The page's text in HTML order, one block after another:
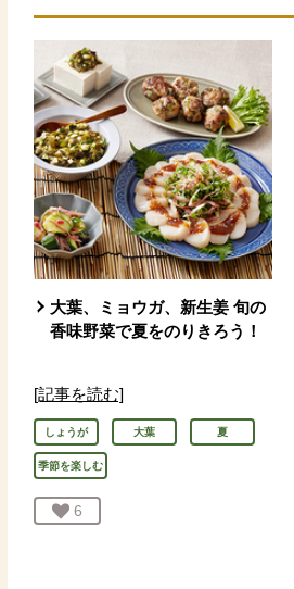
大葉、ミョウガ、新生姜 旬の
香味野菜で夏をのりきろう！
[記事を読む]
しょうが 大葉 夏
季節を楽しむ
お気に入り登録：
6